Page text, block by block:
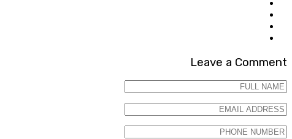
Leave a Comment